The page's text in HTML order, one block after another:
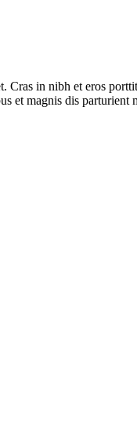
in nibh et eros
et magnis dis